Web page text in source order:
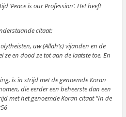
‘Peace is our Profession’. Het heeft
citaat:
uw (Allah’s) vijanden en de
ze en dood ze tot aan de laatste toe. En
is in strijd met de genoemde Koran
die eerder een beheerste dan een
met het genoemde Koran citaat “In de